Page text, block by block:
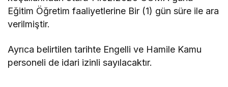
Eğitim Öğretim faaliyetlerine Bir (1) gün süre ile ara
verilmiştir.
Ayrıca belirtilen tarihte Engelli ve Hamile Kamu
personeli de idari izinli sayılacaktır.